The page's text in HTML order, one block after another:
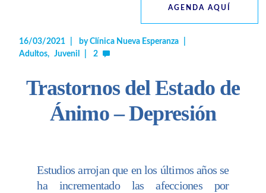
AGENDA AQUÍ
16/03/2021 byClínica Nueva Esperanza
Adultos
Juvenil 2
Trastornos del Estado de
Ánimo – Depresión
Estudios arrojan que en los últimos años se
ha incrementado las afecciones por